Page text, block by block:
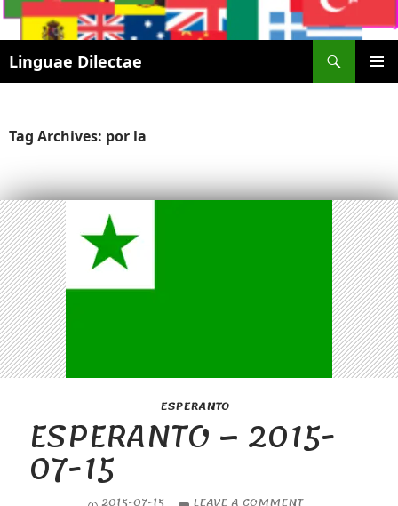
Linguae Dilectae
SKIP
Tag Archives: por la
ESPERANTO
ESPERANTO – 2015-
07-15